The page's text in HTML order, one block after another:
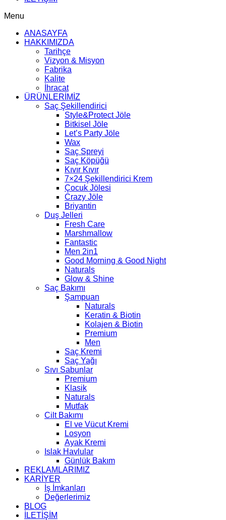
Menu
ANASAYFA
HAKKIMIZDA
Tarihçe
Vizyon & Misyon
Fabrika
Kalite
İhracat
ÜRÜNLERİMİZ
Saç Şekillendirici
Style&Protect Jöle
Bitkisel Jöle
Let’s Party Jöle
Wax
Saç Spreyi
Saç Köpüğü
Kıvır Kıvır
7×24 Şekillendirici Krem
Çocuk Jölesi
Crazy Jöle
Briyantin
Duş Jelleri
Fresh Care
Marshmallow
Fantastic
Men 2in1
Good Morning & Good Night
Naturals
Glow & Shine
Saç Bakımı
Şampuan
Naturals
Keratin & Biotin
Kolajen & Biotin
Premium
Men
Saç Kremi
Saç Yağı
Sıvı Sabunlar
Premium
Klasik
Naturals
Mutfak
Cilt Bakımı
El ve Vücut Kremi
Losyon
Ayak Kremi
Islak Havlular
Günlük Bakım
REKLAMLARIMIZ
KARİYER
İş İmkanları
Değerlerimiz
BLOG
İLETİŞİM